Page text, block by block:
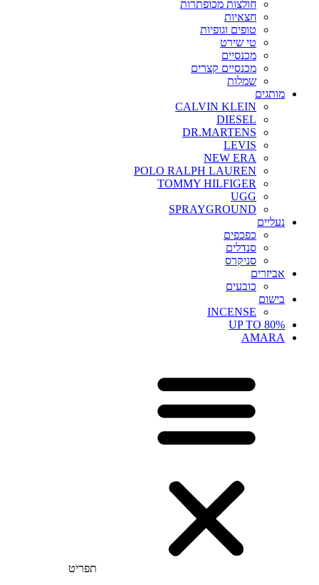
חולצות מכופתרות
חצאיות
טופים וגופיות
טי שירט
מכנסיים
מכנסיים קצרים
שמלות
מותגים
CALVIN KLEIN
DIESEL
DR.MARTENS
LEVIS
NEW ERA
POLO RALPH LAUREN
TOMMY HILFIGER
UGG
SPRAYGROUND
נעליים
כפכפים
סנדלים
סניקרס
אביזרים
כובעים
בישום
INCENSE
UP TO 80%
AMARA
תפריט